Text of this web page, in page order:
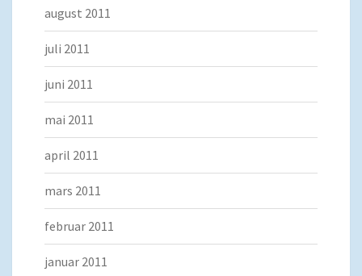
august 2011
juli 2011
juni 2011
mai 2011
april 2011
mars 2011
februar 2011
januar 2011